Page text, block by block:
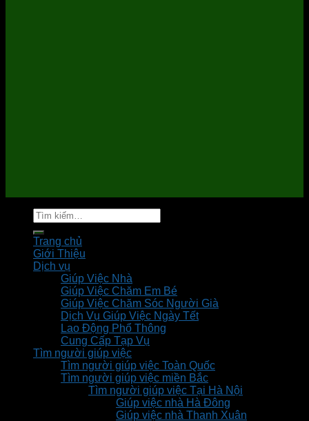
Tìm
kiếm:
Trang chủ
Giới Thiệu
Dịch vụ
Giúp Việc Nhà
Giúp Việc Chăm Em Bé
Giúp Việc Chăm Sóc Người Già
Dịch Vụ Giúp Việc Ngày Tết
Lao Động Phổ Thông
Cung Cấp Tạp Vụ
Tìm người giúp việc
Tìm người giúp việc Toàn Quốc
Tìm người giúp việc miền Bắc
Tìm người giúp việc Tại Hà Nội
Giúp việc nhà Hà Đông
Giúp việc nhà Thanh Xuân